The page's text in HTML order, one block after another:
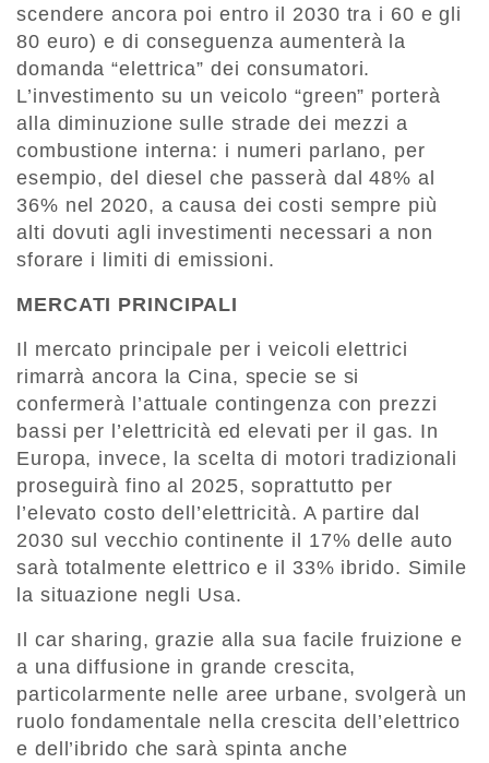
scendere ancora poi entro il 2030 tra i 60 e gli
80 euro) e di conseguenza aumenterà la
domanda “elettrica” dei consumatori.
L’investimento su un veicolo “green” porterà
alla diminuzione sulle strade dei mezzi a
combustione interna: i numeri parlano, per
esempio, del diesel che passerà dal 48% al
36% nel 2020, a causa dei costi sempre più
alti dovuti agli investimenti necessari a non
sforare i limiti di emissioni.
MERCATI PRINCIPALI
Il mercato principale per i veicoli elettrici
rimarrà ancora la Cina, specie se si
confermerà l’attuale contingenza con prezzi
bassi per l’elettricità ed elevati per il gas. In
Europa, invece, la scelta di motori tradizionali
proseguirà fino al 2025, soprattutto per
l’elevato costo dell’elettricità. A partire dal
2030 sul vecchio continente il 17% delle auto
sarà totalmente elettrico e il 33% ibrido. Simile
la situazione negli Usa.
Il car sharing, grazie alla sua facile fruizione e
a una diffusione in grande crescita,
particolarmente nelle aree urbane, svolgerà un
ruolo fondamentale nella crescita dell’elettrico
e dell’ibrido che sarà spinta anche